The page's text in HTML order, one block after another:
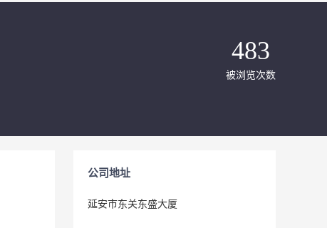
483
被浏览次数
公司地址
延安市东关东盛大厦